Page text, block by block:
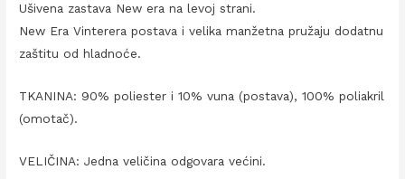
Ušivena zastava New era na levoj strani.
New Era Vinterera postava i velika manžetna pružaju dodatnu
zaštitu od hladnoće.
TKANINA: 90% poliester i 10% vuna (postava), 100% poliakril
(omotač).
VELIČINA: Jedna veličina odgovara većini.